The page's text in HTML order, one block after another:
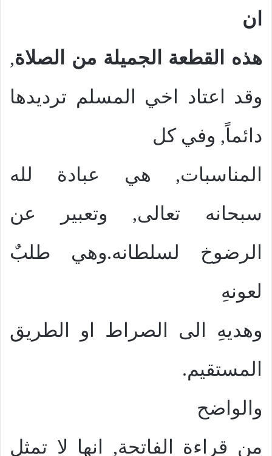
ان
هذه القطعة الجميلة من الصلاة,
وقد اعتاد اخي المسلم ترديدها
دائماً, وفي كل
المناسبات, هي عبادة لله
سبحانه تعالى, وتعبير عن
الرضوخ لسلطانه.وهي طلبٌ
لعونهِ
وهديهِ الى الصراط او الطريق
المستقيم.
والواضح
من قراءة الفاتحة, انها لا تمثل